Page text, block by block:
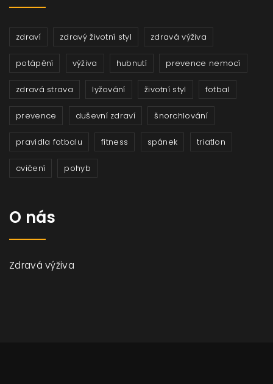
zdraví zdravý životní styl zdravá výživa
potápění výživa hubnutí prevence nemocí
zdravá strava lyžování životní styl fotbal
prevence duševní zdraví šnorchlování
pravidla fotbalu fitness spánek triatlon
cvičení pohyb
O nás
Zdravá výživa